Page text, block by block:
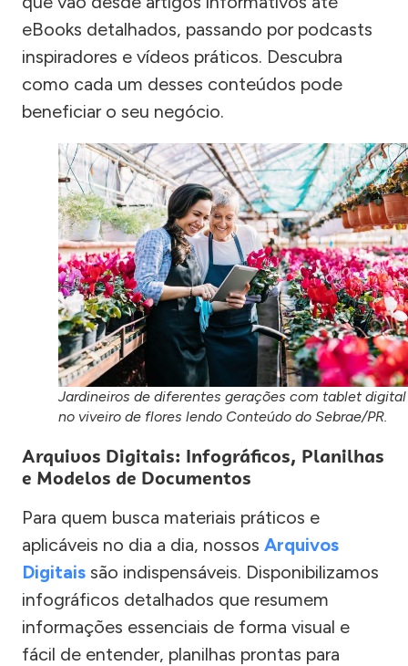
eBooks detalhados, passando por podcasts
inspiradores e vídeos práticos. Descubra
como cada um desses conteúdos pode
beneficiar o seu negócio.
Jardineiros de diferentes gerações com tablet digital
no viveiro de flores lendo Conteúdo do Sebrae/PR.
Arquivos Digitais: Infográficos, Planilhas
e Modelos de Documentos
Para quem busca materiais práticos e
aplicáveis no dia a dia, nossos Arquivos
Digitais são indispensáveis. Disponibilizamos
infográficos detalhados que resumem
informações essenciais de forma visual e
fácil de entender, planilhas prontas para